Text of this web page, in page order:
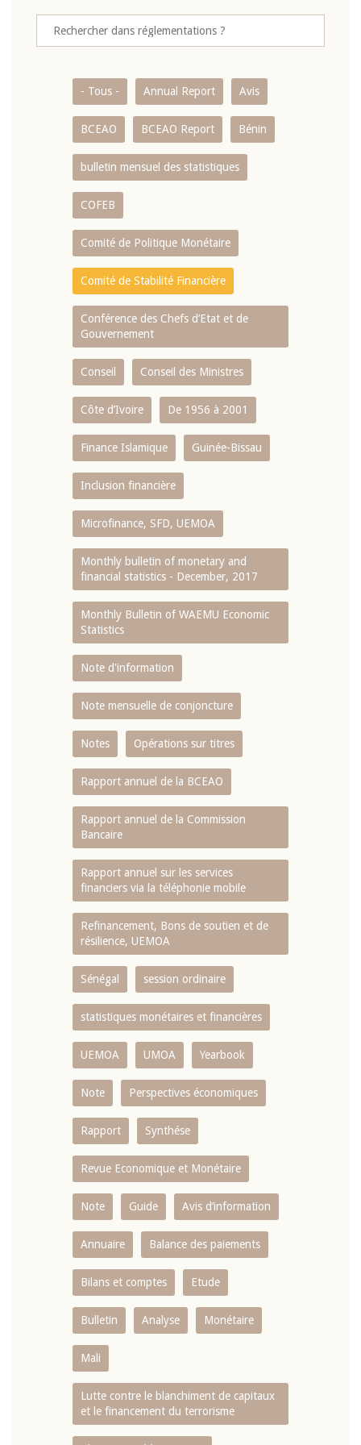
- Tous - Annual Report Avis
BCEAO BCEAO Report Bénin
bulletin mensuel des statistiques
COFEB
Comité de Politique Monétaire
Comité de Stabilité Financière
Conférence des Chefs d’Etat et de
Gouvernement
Conseil Conseil des Ministres
Côte d’Ivoire De 1956 à 2001
Finance Islamique Guinée-Bissau
Inclusion financière
Microfinance, SFD, UEMOA
Monthly bulletin of monetary and
financial statistics - December, 2017
Monthly Bulletin of WAEMU Economic
Statistics
Note d'information
Note mensuelle de conjoncture
Notes Opérations sur titres
Rapport annuel de la BCEAO
Rapport annuel de la Commission
Bancaire
Rapport annuel sur les services
financiers via la téléphonie mobile
Refinancement, Bons de soutien et de
résilience, UEMOA
Sénégal session ordinaire
statistiques monétaires et financières
UEMOA UMOA Yearbook
Note Perspectives économiques
Rapport Synthése
Revue Economique et Monétaire
Note Guide Avis d’information
Annuaire Balance des paiements
Bilans et comptes Etude
Bulletin Analyse Monétaire
Mali
Lutte contre le blanchiment de capitaux
et le financement du terrorisme